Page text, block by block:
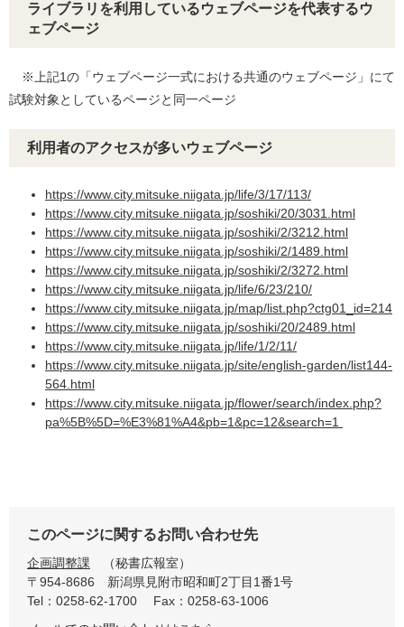
ライブラリを利用しているウェブページを代表するウ
ェブページ
※上記1の「ウェブページ一式における共通のウェブページ」にて
試験対象としているページと同一ページ
利用者のアクセスが多いウェブページ
https://www.city.mitsuke.niigata.jp/life/3/17/113/
https://www.city.mitsuke.niigata.jp/soshiki/20/3031.html
https://www.city.mitsuke.niigata.jp/soshiki/2/3212.html
https://www.city.mitsuke.niigata.jp/soshiki/2/1489.html
https://www.city.mitsuke.niigata.jp/soshiki/2/3272.html
https://www.city.mitsuke.niigata.jp/life/6/23/210/
https://www.city.mitsuke.niigata.jp/map/list.php?ctg01_id=214​
https://www.city.mitsuke.niigata.jp/soshiki/20/2489.html
https://www.city.mitsuke.niigata.jp/life/1/2/11/​
https://www.city.mitsuke.niigata.jp/site/english-garden/list144-
564.html​
https://www.city.mitsuke.niigata.jp/flower/search/index.php?
pa%5B%5D=%E3%81%A4&pb=1&pc=12&search=1​
このページに関するお問い合わせ先
企画調整課
秘書広報室
〒954-8686
新潟県見附市昭和町2丁目1番1号
Tel：0258-62-1700
Fax：0258-63-1006